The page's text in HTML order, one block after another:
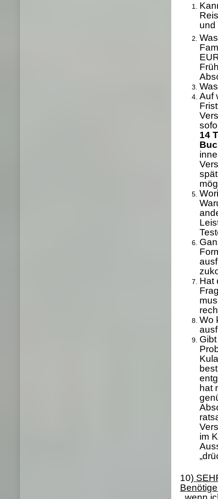
und
Auf
14
Hat
Wo
hat
im
10)